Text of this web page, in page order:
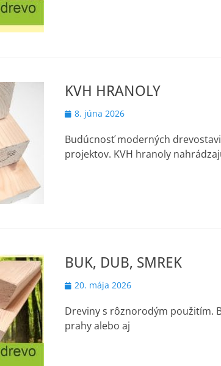
KVH HRANOLY
Posted
8. júna 2026
Budúcnosť moderných
projektov. KVH hranoly
BUK, DUB, SMREK
Posted
20. mája 2026
Dreviny s rôznorodým použitím.
prahy alebo aj